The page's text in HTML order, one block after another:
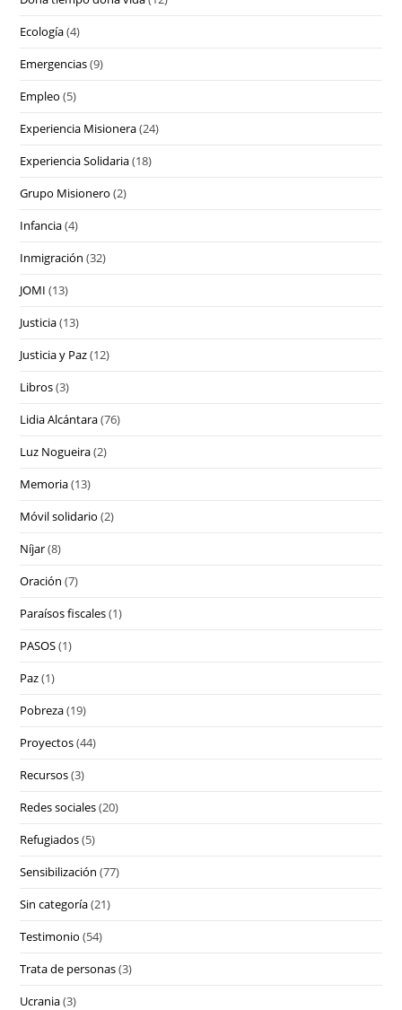
Ecología(4)
Emergencias(9)
Empleo (5)
Experiencia Misionera(24)
Experiencia Solidaria(18)
Grupo Misionero (2)
Infancia(4)
Inmigración (32)
JOMI (13)
Justicia(13)
Justicia y Paz(12)
Libros(3)
Lidia Alcántara(76)
Luz Nogueira(2)
Memoria(13)
Móvil solidario (2)
Níjar(8)
Oración (7)
Paraísos fiscales(1)
PASOS(1)
Paz(1)
Pobreza(19)
Proyectos(44)
Recursos(3)
Redes sociales(20)
Refugiados(5)
Sensibilización (77)
Sin categoría(21)
Testimonio (54)
Trata de personas(3)
Ucrania(3)